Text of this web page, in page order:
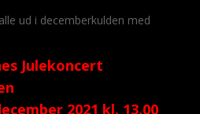
ud i decemberkulden med
Julekoncert
2021 kl. 13.00